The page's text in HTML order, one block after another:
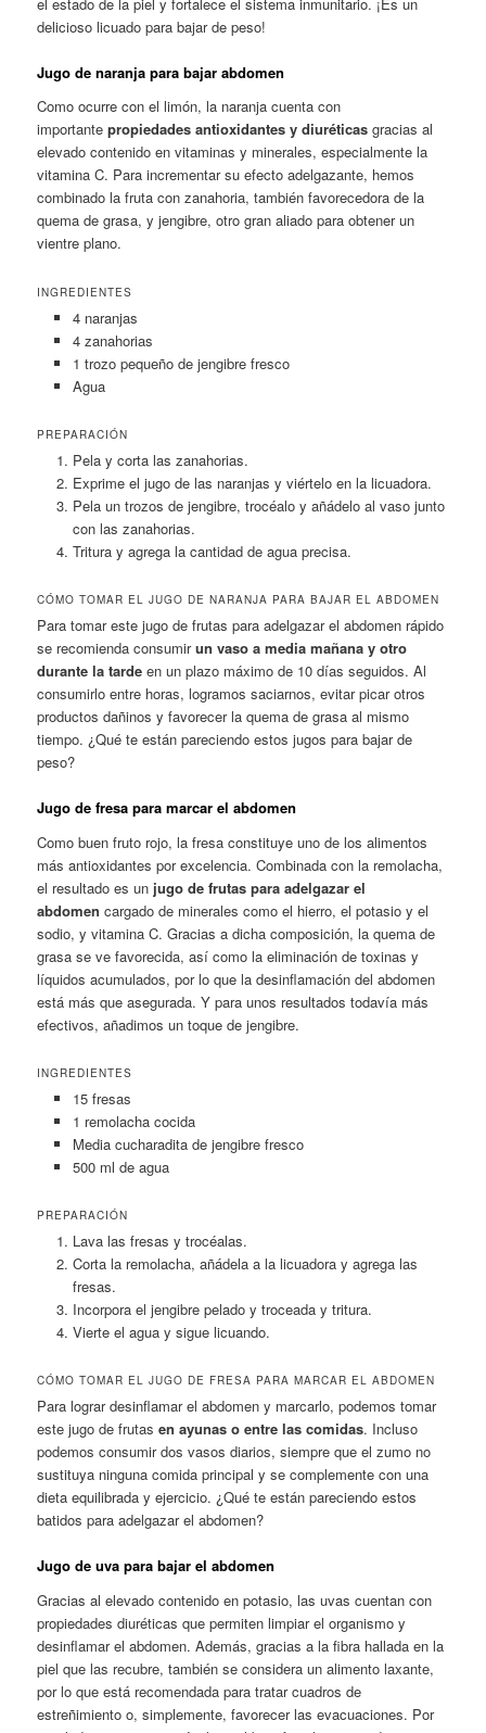
delicioso licuado para bajar de peso!
Jugo de naranja para bajar abdomen
Como ocurre con el limón, la naranja cuenta con
importantepropiedades antioxidantes y diuréticas gracias al
elevado contenido en vitaminas y minerales, especialmente la
vitamina C. Para incrementar su efecto adelgazante, hemos
combinado la fruta con zanahoria, también favorecedora de la
quema de grasa, y jengibre, otro gran aliado para obtener un
vientre plano.
INGREDIENTES
4 naranjas
4 zanahorias
1 trozo pequeño de jengibre fresco
Agua
PREPARACIÓN
Pela y corta las zanahorias.
Exprime el jugo de las naranjas y viértelo en la licuadora.
Pela un trozos de jengibre, trocéalo y añádelo al vaso junto
con las zanahorias.
Tritura y agrega la cantidad de agua precisa.
CÓMO TOMAR EL JUGO DE NARANJA PARA BAJAR EL ABDOMEN
Para tomar este jugo de frutas para adelgazar el abdomen rápido
se recomienda consumirun vaso a media mañana y otro
durante la tarde en un plazo máximo de 10 días seguidos. Al
consumirlo entre horas, logramos saciarnos, evitar picar otros
productos dañinos y favorecer la quema de grasa al mismo
tiempo. ¿Qué te están pareciendo estos jugos para bajar de
peso?
Jugo de fresa para marcar el abdomen
Como buen fruto rojo, la fresa constituye uno de los alimentos
más antioxidantes por excelencia. Combinada con la remolacha,
el resultado es un jugo de frutas para adelgazar el
abdomen cargado de minerales como el hierro, el potasio y el
sodio, y vitamina C. Gracias a dicha composición, la quema de
grasa se ve favorecida, así como la eliminación de toxinas y
líquidos acumulados, por lo que la desinflamación del abdomen
está más que asegurada. Y para unos resultados todavía más
efectivos, añadimos un toque de jengibre.
INGREDIENTES
15 fresas
1 remolacha cocida
Media cucharadita de jengibre fresco
500 ml de agua
PREPARACIÓN
Lava las fresas y trocéalas.
Corta la remolacha, añádela a la licuadora y agrega las
fresas.
Incorpora el jengibre pelado y troceada y tritura.
Vierte el agua y sigue licuando.
CÓMO TOMAR EL JUGO DE FRESA PARA MARCAR EL ABDOMEN
Para lograr desinflamar el abdomen y marcarlo, podemos tomar
este jugo de frutas en ayunas o entre las comidas. Incluso
podemos consumir dos vasos diarios, siempre que el zumo no
sustituya ninguna comida principal y se complemente con una
dieta equilibrada y ejercicio. ¿Qué te están pareciendo estos
batidos para adelgazar el abdomen?
Jugo de uva para bajar el abdomen
Gracias al elevado contenido en potasio, las uvas cuentan con
propiedades diuréticas que permiten limpiar el organismo y
desinflamar el abdomen. Además, gracias a la fibra hallada en la
piel que las recubre, también se considera un alimento laxante,
por lo que está recomendada para tratar cuadros de
estreñimiento o, simplemente, favorecer las evacuaciones. Por